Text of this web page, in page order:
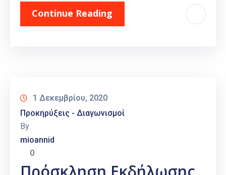
Continue Reading
1 Δεκεμβρίου, 2020
Προκηρύξεις - Διαγωνισμοί
By
mioannid
0